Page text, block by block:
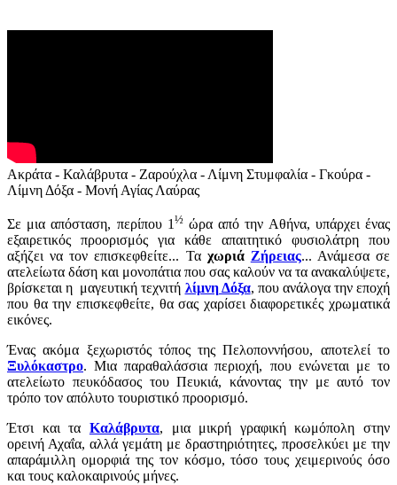
Ακράτα - Καλάβρυτα - Ζαρούχλα - Λίμνη Στυμφαλία - Γκούρα -
Λίμνη Δόξα - Μονή Αγίας Λαύρας
Σε μια απόσταση, περίπου 1 ½ώρα από την Αθήνα, υπάρχει ένας
εξαιρετικός προορισμός για κάθε απαιτητικό φυσιολάτρη που
αξήζει να τον επισκεφθείτε... Τα χωριά Ζήρειας... Ανάμεσα σε
ατελείωτα δάση και μονοπάτια που σας καλούν να τα ανακαλύψετε,
βρίσκεται η μαγευτική τεχνιτή λίμνη Δόξα, που ανάλογα την εποχή
που θα την επισκεφθείτε, θα σας χαρίσει διαφορετικές χρωματικά
εικόνες.
Ένας ακόμα ξεχωριστός τόπος της Πελοποννήσου, αποτελεί το
Ξυλόκαστρο. Μια παραθαλάσσια περιοχή, που ενώνεται με το
ατελείωτο πευκόδασος του Πευκιά, κάνοντας την με αυτό τον
τρόπο τον απόλυτο τουριστικό προορισμό.
Έτσι και τα Καλάβρυτα, μια μικρή γραφική κωμόπολη στην
ορεινή Αχαΐα, αλλά γεμάτη με δραστηριότητες, προσελκύει με την
απαράμιλλη ομορφιά της τον κόσμο, τόσο τους χειμερινούς όσο
και τους καλοκαιρινούς μήνες.